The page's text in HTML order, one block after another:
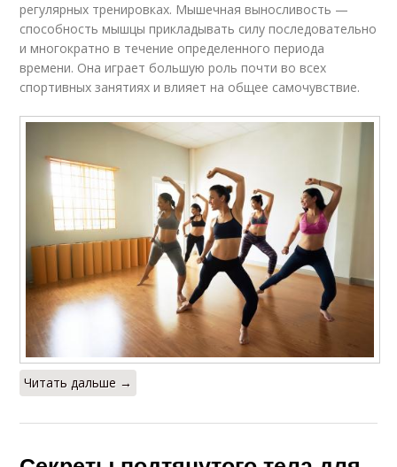
регулярных тренировках. Мышечная выносливость —
способность мышцы прикладывать силу последовательно
и многократно в течение определенного периода
времени. Она играет большую роль почти во всех
спортивных занятиях и влияет на общее самочувствие.
Читать дальше →